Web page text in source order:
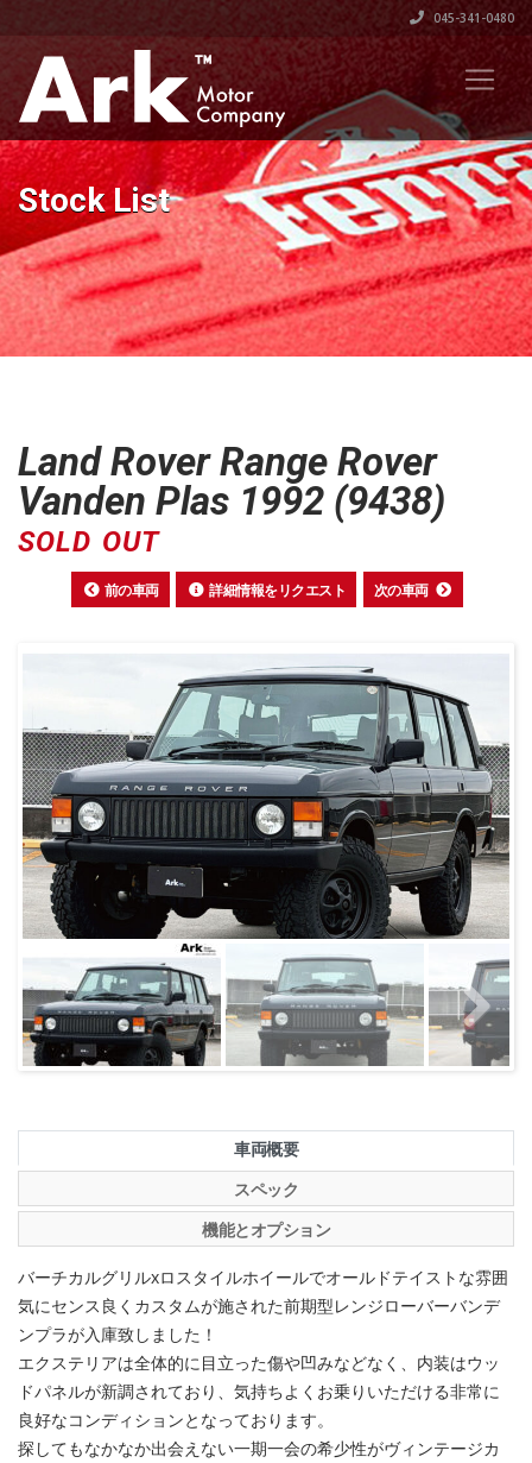
045-341-0480
Stock List
Land Rover Range Rover
Vanden Plas 1992 (9438)
前の車両 詳細情報をリクエスト 次の車両
車両概要
スペック
機能とオプション
バーチカルグリルxロスタイルホイールでオールドテイストな雰囲
気にセンス良くカスタムが施された前期型レンジローバーバンデ
ンプラが入庫致しました！
エクステリアは全体的に目立った傷や凹みなどなく、内装はウッ
ドパネルが新調されており、気持ちよくお乗りいただける非常に
良好なコンディションとなっております。
探してもなかなか出会えない一期一会の希少性がヴィンテージカ